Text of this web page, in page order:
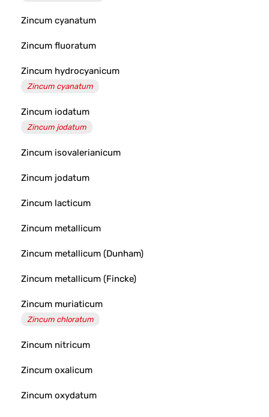
Zincum cyanatum
Zincum fluoratum
Zincum hydrocyanicum
Zincum cyanatum
Zincum iodatum
Zincum jodatum
Zincum isovalerianicum
Zincum jodatum
Zincum lacticum
Zincum metallicum
Zincum metallicum (Dunham)
Zincum metallicum (Fincke)
Zincum muriaticum
Zincum chloratum
Zincum nitricum
Zincum oxalicum
Zincum oxydatum